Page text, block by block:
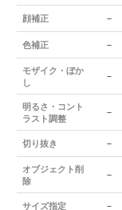
顔補正 －
色補正 －
モザイク・ぼか
し
－
明るさ・コント
ラスト調整
－
切り抜き －
オブジェクト削
除
－
サイズ指定 －